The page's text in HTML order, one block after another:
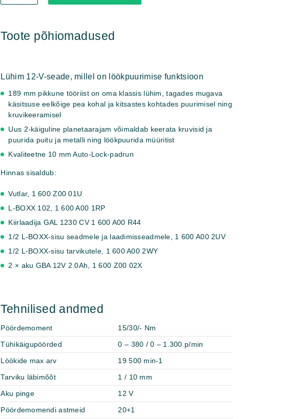
Professional
Toote põhiomadused
Lühim 12-V-seade, millel on löökpuurimise funktsioon
189 mm pikkune tööriist on oma klassis lühim, tagades mugava
käsitsuse eelkõige pea kohal ja kitsastes kohtades puurimisel ning
kruvikeeramisel
Uus 2-käiguline planetaarajam võimaldab keerata kruvisid ja
puurida puitu ja metalli ning löökpuurida müüritist
Kvaliteetne 10 mm Auto-Lock-padrun
Hinnas sisaldub:
Vutlar, 1 600 Z00 01U
L-BOXX 102, 1 600 A00 1RP
Kiirlaadija GAL 1230 CV 1 600 A00 R44
1/2 L-BOXX-sisu seadmele ja laadimisseadmele, 1 600 A00 2UV
1/2 L-BOXX-sisu tarvikutele, 1 600 A00 2WY
2 × aku GBA 12V 2.0Ah, 1 600 Z00 02X
Tehnilised andmed
Pöördemoment
15/30/- Nm
Tühikäigupöörded
0 – 380 / 0 – 1.300 p/min
Löökide max arv
19 500 min-1
Tarviku läbimõõt
1 / 10 mm
Aku pinge
12 V
Pöördemomendi astmeid
20+1